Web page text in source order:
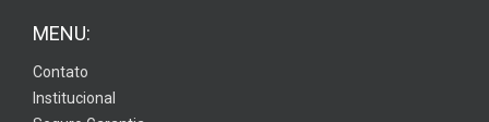
MENU:
Contato
Institucional